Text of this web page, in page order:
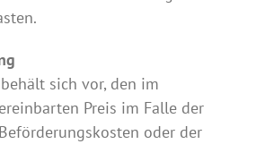
sich vor, den im
Preis im Falle der
oder der